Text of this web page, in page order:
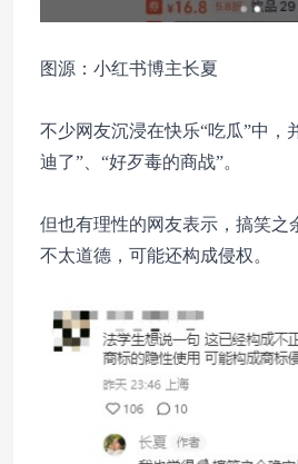
图源：小红书博主长夏
不少网友沉浸在快乐“吃瓜”中，
迪了”、“好歹毒的商战”。
但也有理性的网友表示，搞笑之
不太道德，可能还构成侵权。